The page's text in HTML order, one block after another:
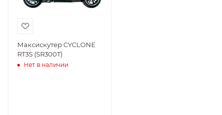
случаев и образцы необходимых для
гарантийные обязательства на
приобретаемую технику подробно
изложены в Руководстве по
Максискутер CYCLONE
RT3S (SR300T)
Нет в наличии